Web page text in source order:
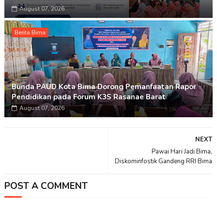
August 07, 2026
Berita Bima
Bunda PAUD Kota Bima Dorong Pemanfaatan Rapor
Pendidikan pada Forum K3S Rasanae Barat
August 07, 2026
NEXT
Pawai Hari Jadi Bima,
Diskominfostik Gandeng RRI Bima
POST A COMMENT